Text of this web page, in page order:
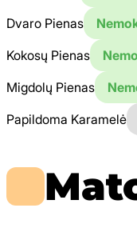
Dvaro Pienas
Kokosų Pienas
Migdolų Pienas
Papildoma Karamelė